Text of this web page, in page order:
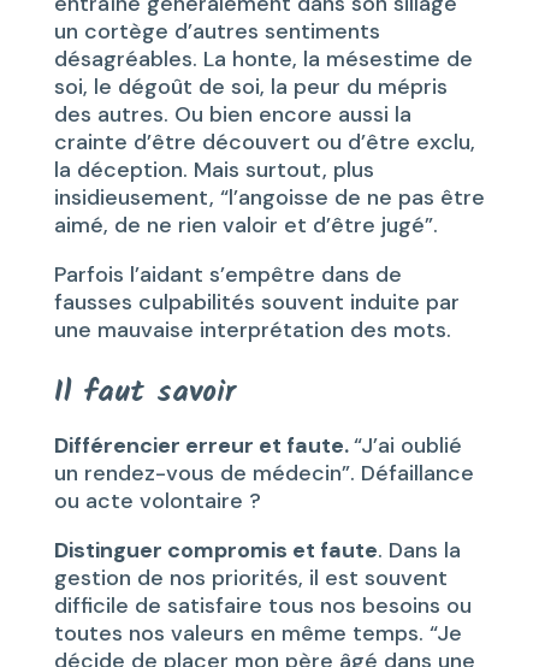
un cortège d’autres sentiments
désagréables. La honte, la mésestime de
soi, le dégoût de soi, la peur du mépris
des autres. Ou bien encore aussi la
crainte d’être découvert ou d’être exclu,
la déception. Mais surtout, plus
insidieusement, “l’angoisse de ne pas être
aimé, de ne rien valoir et d’être jugé”.
Parfois l’aidant s’empêtre dans de
fausses culpabilités souvent induite par
une mauvaise interprétation des mots.
Il faut savoir
Différencier erreur et faute.“J’ai oublié
un rendez-vous de médecin”. Défaillance
ou acte volontaire ?
Distinguer compromis et faute. Dans la
gestion de nos priorités, il est souvent
difficile de satisfaire tous nos besoins ou
toutes nos valeurs en même temps. “Je
décide de placer mon père âgé dans une